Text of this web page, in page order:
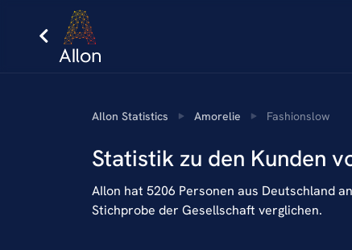
AIlon Statistics Amorelie Fashionslow
Statistik zu den Kunden
AIlon hat 5206 Personen aus Deutschland
Stichprobe der Gesellschaft verglichen.